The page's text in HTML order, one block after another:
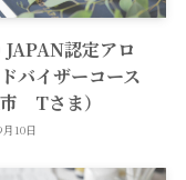
認定アロ
バイザーコース
市 Tさま）
10日